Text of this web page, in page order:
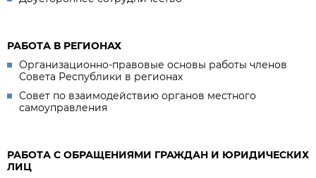
РАБОТА В РЕГИОНАХ
Организационно-правовые основы работы членов
Совета Республики в регионах
Совет по взаимодействию органов местного
самоуправления
РАБОТА С ОБРАЩЕНИЯМИ ГРАЖДАН И ЮРИДИЧЕСКИХ
ЛИЦ